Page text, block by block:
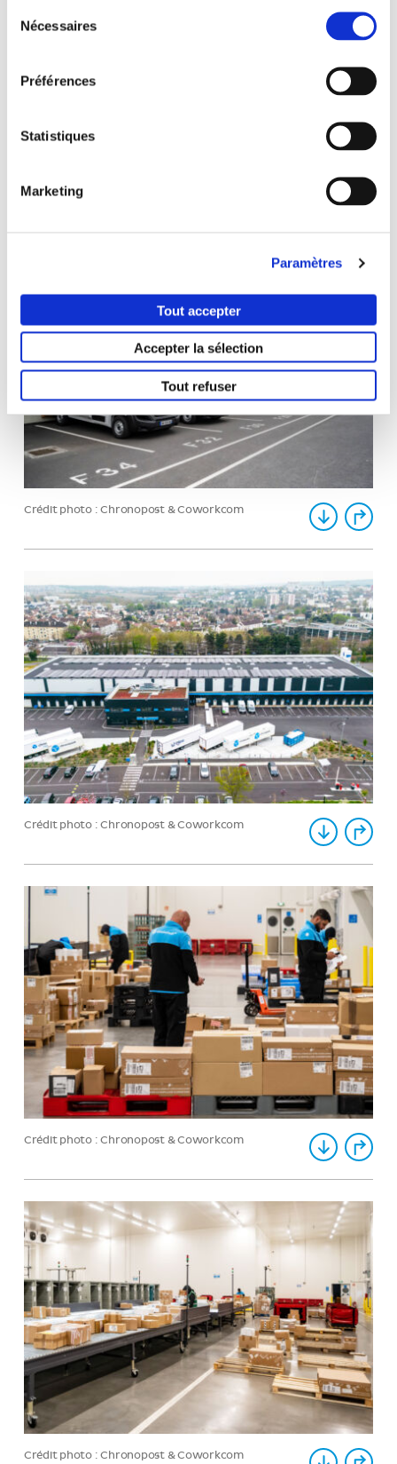
Nécessaires
Préférences
Statistiques
Marketing
Paramètres
Tout accepter
Accepter la sélection
Tout refuser
Crédit photo : Chronopost & Coworkcom
Crédit photo : Chronopost & Coworkcom
Crédit photo : Chronopost & Coworkcom
Crédit photo : Chronopost & Coworkcom
Crédit photo : Chronopost & Coworkcom